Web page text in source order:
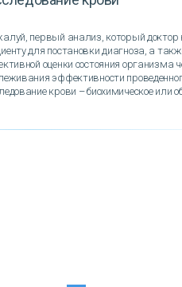
первый анализ, который доктор
для постановки диагноза, а
оценки состояния организма
эффективности
крови – биохимическое или